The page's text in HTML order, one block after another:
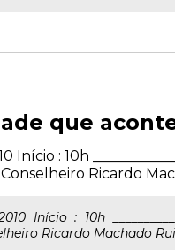
que
: 10h
Ricardo
: 10h
Ricardo Machado